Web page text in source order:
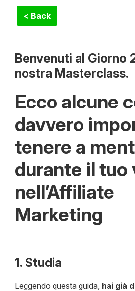
< Back
Benvenuti al Giorno
nostra Masterclass.
Ecco alcune
davvero
tenere a
durante il tuo
nell’Affiliate
Marketing
1. Studia
Leggendo questa guida, hai già